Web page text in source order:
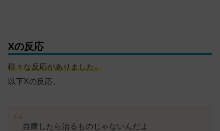
Xの反応
様々な反応がありました。
以下Xの反応。
自粛したら治るものじゃないんだよ